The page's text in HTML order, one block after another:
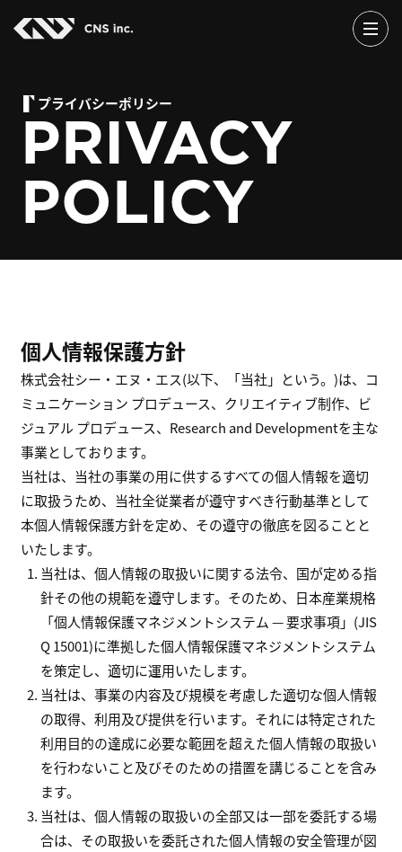
プライバシーポリシー
PRIVACY
POLICY
個人情報保護方針
株式会社シー・エヌ・エス(以下、「当社」という。)は、コ
ミュニケーション プロデュース、クリエイティブ制作、ビ
ジュアル プロデュース、Research and Developmentを主な
事業としております。
当社は、当社の事業の用に供するすべての個人情報を適切
に取扱うため、当社全従業者が遵守すべき行動基準として
本個人情報保護方針を定め、その遵守の徹底を図ることと
いたします。
当社は、個人情報の取扱いに関する法令、国が定める指
針その他の規範を遵守します。そのため、日本産業規格
「個人情報保護マネジメントシステム — 要求事項」(JIS
Q 15001)に準拠した個人情報保護マネジメントシステム
を策定し、適切に運用いたします。
当社は、事業の内容及び規模を考慮した適切な個人情報
の取得、利用及び提供を行います。それには特定された
利用目的の達成に必要な範囲を超えた個人情報の取扱い
を行わないこと及びそのための措置を講じることを含み
ます。
当社は、個人情報の取扱いの全部又は一部を委託する場
合は、その取扱いを委託された個人情報の安全管理が図